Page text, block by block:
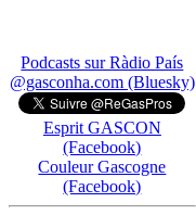
Podcasts sur Ràdio País
@gasconha.com (Bluesky)
Esprit GASCON
(Facebook)
Couleur Gascogne
(Facebook)